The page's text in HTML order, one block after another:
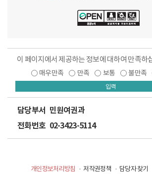
이 페이지에서 제공하는 정보에 대하여 만족하
매우만족 만족 보통 불만족
입력
담당부서 민원여권과
전화번호 02-3423-5114
개인정보처리방침 저작권정책 담당자 찾기